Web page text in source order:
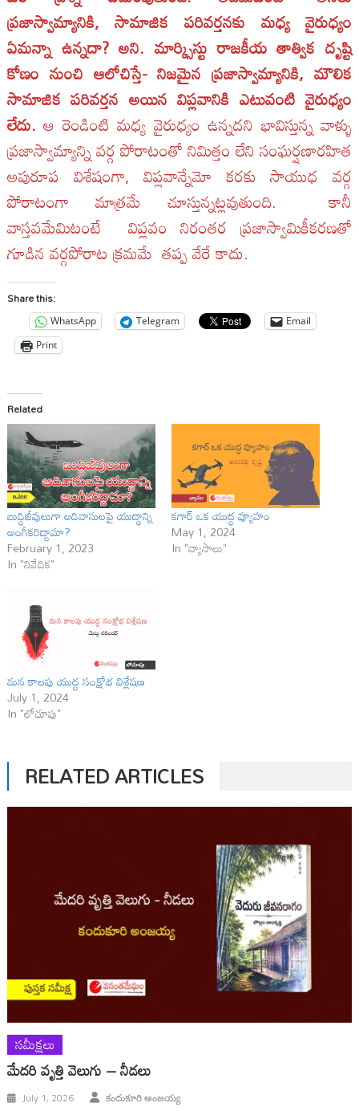
ప్రజాస్వామ్యానికి, సామాజిక పరివర్తనకు మధ్య వైరుధ్యం
ఏమన్నా ఉన్నదా? అని. మార్క్సిస్టు రాజకీయ తాత్విక దృష్టి
కోణం నుంచి ఆలోచిస్తే- నిజమైన ప్రజాస్వామ్యానికి, మౌలిక
సామాజిక పరివర్తన అయిన విప్లవానికి ఎటువంటి వైరుధ్యం
లేదు.ఆ రెండింటి మధ్య వైరుధ్యం ఉన్నదని భావిస్తున్న వాళ్ళు
ప్రజాస్వామ్యాన్ని వర్గ పోరాటంతో నిమిత్తం లేని సంఘర్షణారహిత
అపురూప విశేషంగా, విప్లవాన్నేమో కరకు సాయుధ వర్గ
పోరాటంగా మాత్రమే చూస్తున్నట్లవుతుంది. కానీ
వాస్తవమేమిటంటే విప్లవం నిరంతర ప్రజాస్వామికీకరణతో
గూడిన వర్గపోరాట క్రమమే తప్ప వేరే కాదు.
Share this:
WhatsApp Telegram
Email
Print
Related
బుద్ధిజీవులుగా ఆదివాసులపై యుద్ధాన్ని
అంగీకరిద్దామా?
February 1, 2023
In "నివేదిక"
కగార్ ఒక యుద్ధ వ్యూహం
May 1, 2024
In "వ్యాసాలు"
మన కాలపు యుద్ధ సంక్షోభ విశ్లేషణ
July 1, 2024
In "లోచూపు"
RELATED ARTICLES
సమీక్షలు
మేదరి వృత్తి వెలుగు – నీడలు
July 1, 2026 కందుకూరి అంజయ్య